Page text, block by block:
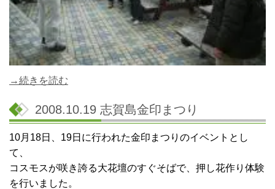
→続きを読む
2008.10.19 志賀島金印まつり
10月18日、19日に行われた金印まつりのイベントとし
て、
コスモスが咲き誇る大花壇のすぐそばで、押し花作り体験
を行いました。